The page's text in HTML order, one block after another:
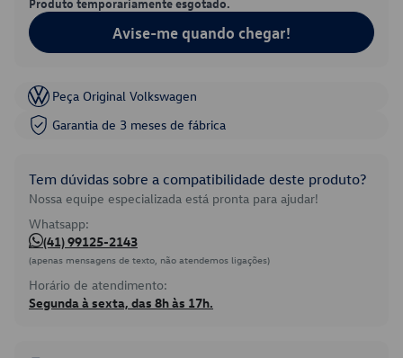
Avise-me quando chegar!
Peça Original Volkswagen
Garantia de 3 meses de fábrica
Tem dúvidas sobre a compatibilidade deste produto?
Nossa equipe especializada está pronta para ajudar!
Whatsapp:
(41) 99125-2143
(apenas mensagens de texto, não atendemos ligações)
Horário de atendimento:
Segunda à sexta, das 8h às 17h.